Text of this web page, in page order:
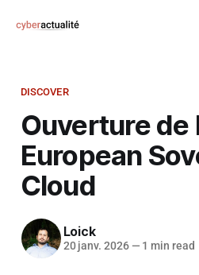
DISCOVER
Ouverture de
European
Cloud
Loick
20 janv. 2026 — 1 min read